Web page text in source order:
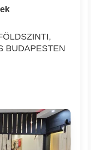
BUDAPESTEN